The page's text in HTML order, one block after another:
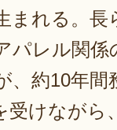
まれる。長
パレル関係
、約10年間
受けながら